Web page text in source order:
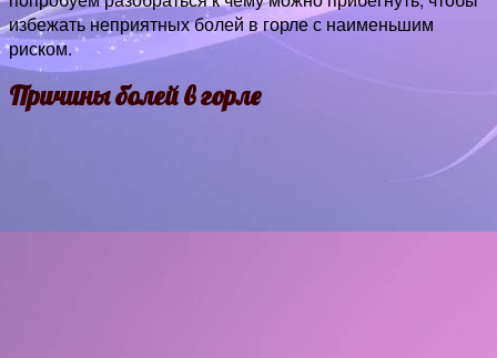
избежать неприятных болей в горле с наименьшим
риском.
Причины болей в горле